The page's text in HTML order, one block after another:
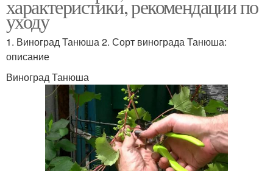
характеристики, рекомендации по
уходу
1. Виноград Танюша 2. Сорт винограда Танюша:
описание
Виноград Танюша